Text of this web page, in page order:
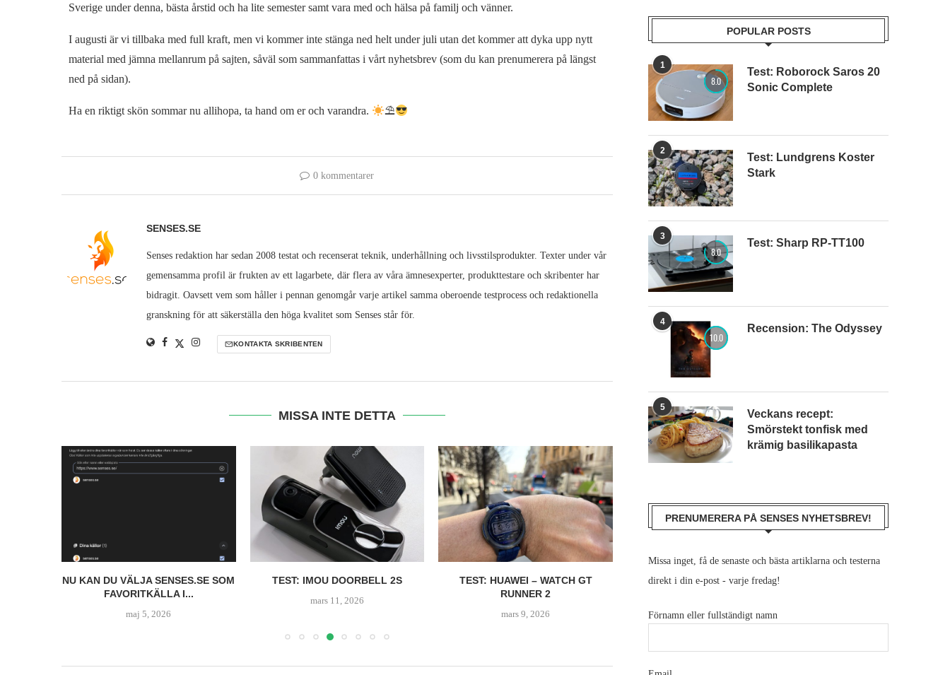
Sverige under denna, bästa årstid och ha lite semester samt vara med och hälsa på familj och vänner.
I augusti är vi tillbaka med full kraft, men vi kommer inte stänga ned helt under juli utan det kommer att dyka upp nytt
material med jämna mellanrum på sajten, såväl som sammanfattas i vårt nyhetsbrev (som du kan prenumerera på längst
ned på sidan).
Ha en riktigt skön sommar nu allihopa, ta hand om er och varandra. ⛱
0 kommentarer
SENSES.SE
Senses redaktion har sedan 2008 testat och recenserat teknik, underhållning och livsstilsprodukter. Texter under vår
gemensamma profil är frukten av ett lagarbete, där flera av våra ämnesexperter, produkttestare och skribenter har
bidragit. Oavsett vem som håller i pennan genomgår varje artikel samma oberoende testprocess och redaktionella
granskning för att säkerställa den höga kvalitet som Senses står för.
KONTAKTA SKRIBENTEN
MISSA INTE DETTA
NU KAN DU VÄLJA SENSES.SE SOM
FAVORITKÄLLA I...
maj 5, 2026
TEST: IMOU DOORBELL 2S
mars 11, 2026
TEST: HUAWEI – WATCH GT
RUNNER 2
mars 9, 2026
TEST: DJI – OSMO ACTION 6
POPULAR POSTS
1
8.0
Test: Roborock Saros 20
Sonic Complete
2
Test: Lundgrens Koster
Stark
3
8.0
Test: Sharp RP-TT100
4
10.0
Recension: The Odyssey
5
Veckans recept:
Smörstekt tonfisk med
krämig basilikapasta
PRENUMERERA PÅ SENSES NYHETSBREV!
Missa inget, få de senaste och bästa artiklarna och testerna
direkt i din e-post - varje fredag!
Förnamn eller fullständigt namn